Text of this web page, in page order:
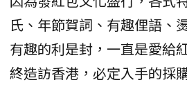
氏、年節賀詞、有趣俚語、
有趣的利是封，一直是愛給
終造訪香港，必定入手的採